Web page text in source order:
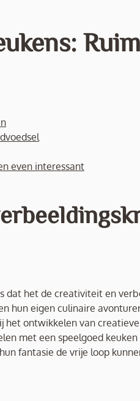
even interessant
dat het de creativiteit en
hun eigen culinaire
ontwikkelen van
met een speelgoed
fantasie de vrije loop